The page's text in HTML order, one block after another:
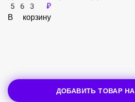
Грибы
192 ₽
В корзину
ДОБАВИТЬ ТОВАР НА